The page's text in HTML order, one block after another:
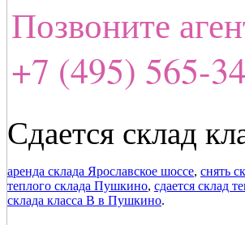
Позвоните
+7 (495) 565-
Сдается склад
аренда склада Ярославское шоссе, снять
теплого склада Пушкино, сдается склад
склада класса В в Пушкино.